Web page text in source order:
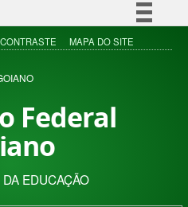
Simplifique!
Acesso à informação
MAPA DO SITE
Federal
EDUCAÇÃO